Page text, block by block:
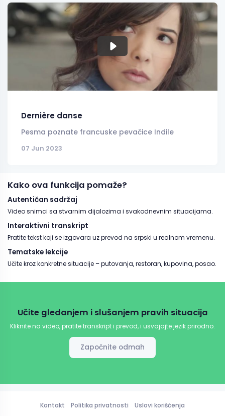
Dernière danse
Pesma poznate francuske pevačice Indile
07 Jun 2023
Kako ova funkcija pomaže?
Autentičan sadržaj
Video snimci sa stvarnim dijalozima i svakodnevnim situacijama.
Interaktivni transkript
Pratite tekst koji se izgovara uz prevod na srpski u realnom vremenu.
Tematske lekcije
Učite kroz konkretne situacije – putovanja, restoran, kupovina, posao.
Učite gledanjem i slušanjem pravih situacija
Kliknite na video, pratite transkript i prevod, i usvajajte jezik prirodno.
Započnite odmah
Kontakt Politika privatnosti Uslovi korišćenja